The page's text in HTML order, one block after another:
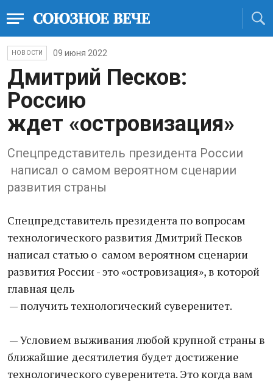
НОВОСТИ 09 июня 2022
Дмитрий Песков:
Россию
ждет «островизация»
Спецпредставитель президента России
написал о самом вероятном сценарии
развития страны
Спецпредставитель президента по вопросам
технологического развития Дмитрий Песков
написал статью о самом вероятном сценарии
развития России - это «островизация», в которой
главная цель
— получить технологический суверенитет.
— Условием выживания любой крупной страны в
ближайшие десятилетия будет достижение
технологического суверенитета. Это когда вам